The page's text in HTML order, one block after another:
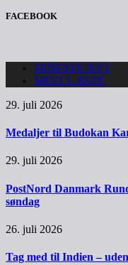
FACEBOOK
SENESTE NYT
MEST LÆSTE
29. juli 2026
Medaljer til Budokan
29. juli 2026
PostNord Danmark
søndag
26. juli 2026
Tag med til Indien –